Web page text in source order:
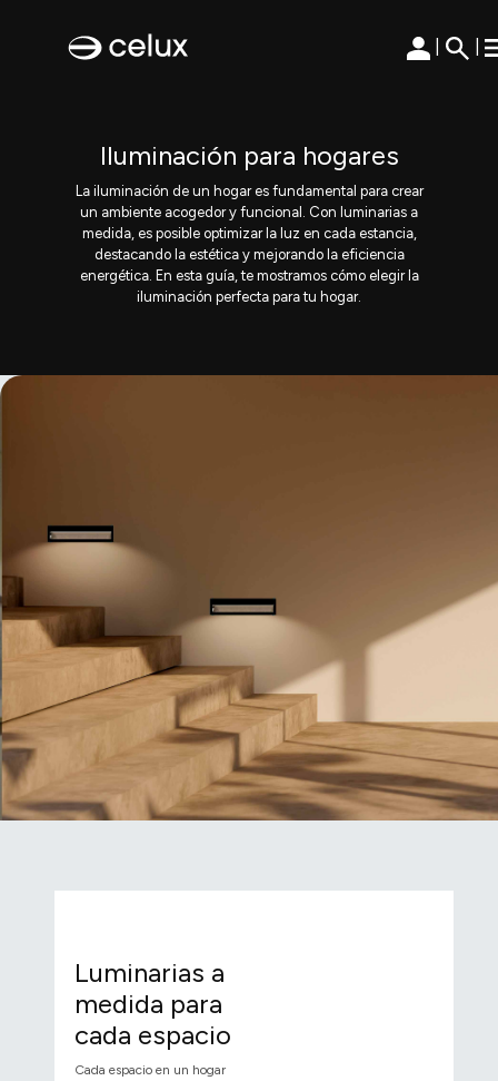
Iluminación para hogares
La iluminación de un hogar es fundamental para crear
un ambiente acogedor y funcional. Con luminarias a
medida, es posible optimizar la luz en cada estancia,
destacando la estética y mejorando la eficiencia
energética. En esta guía, te mostramos cómo elegir la
iluminación perfecta para tu hogar.
Luminarias a
medida para
cada espacio
Cada espacio en un hogar